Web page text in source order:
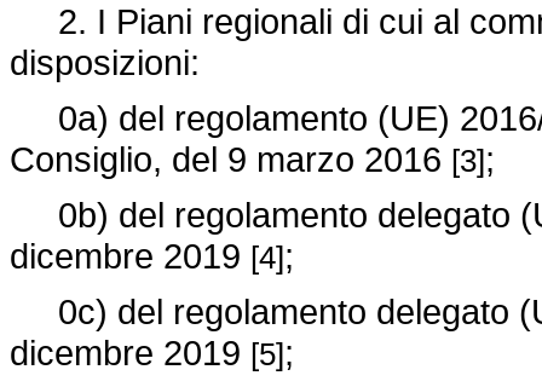
2. I Piani regionali di cui al
disposizioni:
0a) del regolamento (UE)
Consiglio, del 9 marzo 2016 [3];
0b) del regolamento delegato
dicembre 2019 [4];
0c) del regolamento delegato
dicembre 2019 [5];